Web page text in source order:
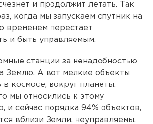
и продолжит летать. Так
когда мы запускаем спутник на
временем перестает
и быть управляемым.
станции за ненадобностью
Землю. А вот мелкие объекты
в космосе, вокруг планеты.
мы относились к этому
и сейчас порядка 94% объектов,
вблизи Земли, неуправляемы.